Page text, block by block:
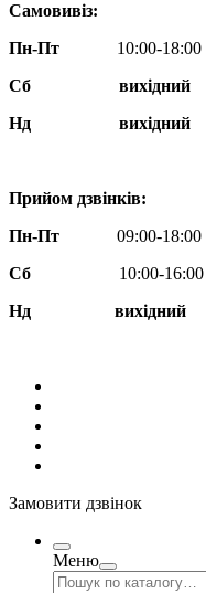
Самовивіз:
Пн-Пт
10:00-18:00
Сб
вихідний
Нд
вихідний
Прийом дзвінків:
Пн-Пт
09:00-18:00
Сб
10:00-16:00
Нд вихідний
Замовити дзвінок
Меню